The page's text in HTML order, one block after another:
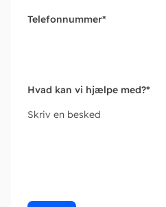
Telefonnummer*
Hvad kan vi hjælpe med?*
Skriv en besked